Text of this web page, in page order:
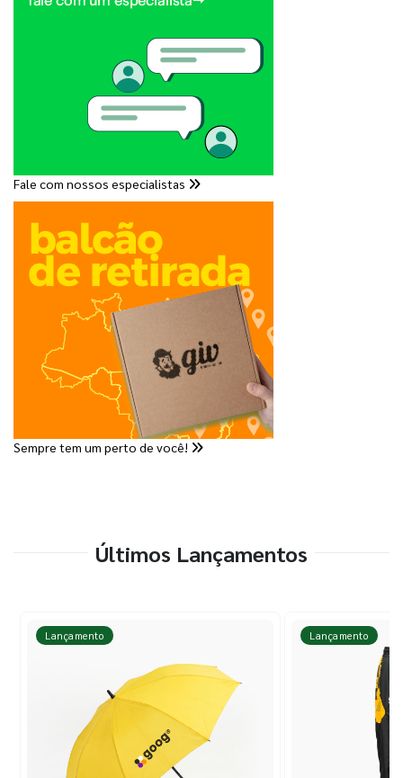
Fale com nossos especialistas
Sempre tem um perto de você!
Últimos Lançamentos
Lançamento Lançamento